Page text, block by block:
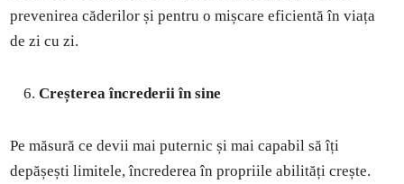
prevenirea căderilor și pentru o mișcare eficientă în viața
de zi cu zi.
Creșterea încrederii în sine
Pe măsură ce devii mai puternic și mai capabil să îți
depășești limitele, încrederea în propriile abilități crește.